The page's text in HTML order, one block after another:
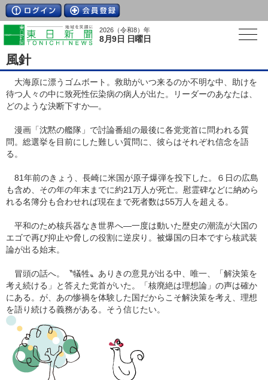
2026（令和8）年
8月9日 日曜日
風針
大海原に漂うゴムボート。救助がいつ来るのか不明な中、助けを
待つ人々の中に致死性伝染病の病人が出た。リーダーのあなたは、
どのような決断下すか―。
漫画「沈黙の艦隊」で討論番組の最後に各党党首に問われる質
問。総選挙を目前にした難しい質問に、彼らはそれぞれ信念を語
る。
81年前のきょう、長崎に米国が原子爆弾を投下した。６日の広島
も含め、その年の年末までに約21万人が死亡。慰霊碑などに納めら
れる名簿分も合わせれば現在まで死者数は55万人を超える。
平和のため核兵器なき世界へ―一度は動いた歴史の潮流が大国の
エゴで再び抑止や脅しの役割に逆戻り。被爆国の日本ですら核武装
論が出る始末。
冒頭の話へ。〝犠牲〟ありきの意見が出る中、唯一、「解決策を
考え続ける」と答えた党首がいた。「核廃絶は理想論」の声は確か
にある。が、あの惨禍を体験した国だからこそ解決策を考え、理想
を語り続ける義務がある。そう信じたい。